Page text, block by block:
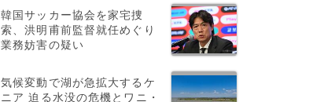
韓国サッカー協会を家宅捜
索、洪明甫前監督就任めぐり
業務妨害の疑い
気候変動で湖が急拡大するケ
ニア 迫る水没の危機とワニ・